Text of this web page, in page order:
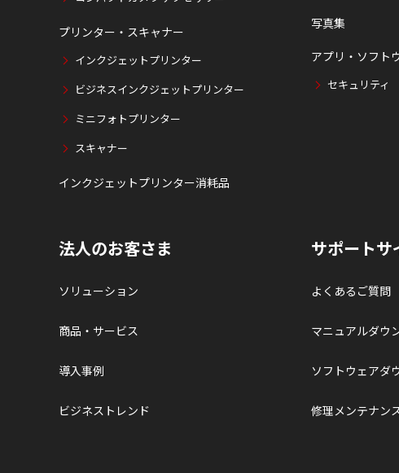
プリンター・スキャナー
インクジェットプリンター
ビジネスインクジェットプリンター
ミニフォトプリンター
スキャナー
インクジェットプリンター消耗品
写真集
アプリ・ソフト
セキュリティ
法人のお客さま
ソリューション
商品・サービス
導入事例
ビジネストレンド
サポートサ
よくあるご質問
マニュアルダウ
ソフトウェアダ
修理メンテナン